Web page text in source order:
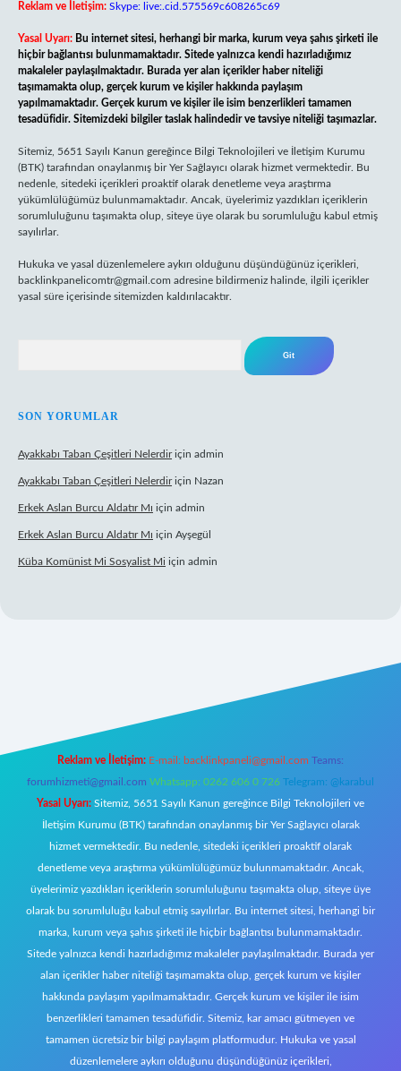
Reklam ve İletişim: Skype: live:.cid.575569c608265c69
Yasal Uyarı: Bu internet sitesi, herhangi bir marka, kurum veya şahıs şirketi ile
hiçbir bağlantısı bulunmamaktadır. Sitede yalnızca kendi hazırladığımız
makaleler paylaşılmaktadır. Burada yer alan içerikler haber niteliği
taşımamakta olup, gerçek kurum ve kişiler hakkında paylaşım
yapılmamaktadır. Gerçek kurum ve kişiler ile isim benzerlikleri tamamen
tesadüfidir. Sitemizdeki bilgiler taslak halindedir ve tavsiye niteliği taşımazlar.
Sitemiz, 5651 Sayılı Kanun gereğince Bilgi Teknolojileri ve İletişim Kurumu
(BTK) tarafından onaylanmış bir Yer Sağlayıcı olarak hizmet vermektedir. Bu
nedenle, sitedeki içerikleri proaktif olarak denetleme veya araştırma
yükümlülüğümüz bulunmamaktadır. Ancak, üyelerimiz yazdıkları içeriklerin
sorumluluğunu taşımakta olup, siteye üye olarak bu sorumluluğu kabul etmiş
sayılırlar.
Hukuka ve yasal düzenlemelere aykırı olduğunu düşündüğünüz içerikleri,
backlinkpanelicomtr@gmail.com adresine bildirmeniz halinde, ilgili içerikler
yasal süre içerisinde sitemizden kaldırılacaktır.
SON YORUMLAR
Ayakkabı Taban Çeşitleri Nelerdiriçin admin
Ayakkabı Taban Çeşitleri Nelerdiriçin Nazan
Erkek Aslan Burcu Aldatır Mı için admin
Erkek Aslan Burcu Aldatır Mı için Ayşegül
Küba Komünist Mi Sosyalist Mi için admin
Reklam ve İletişim: E-mail: backlinkpaneli@gmail.com Teams:
forumhizmeti@gmail.com Whatsapp: 0262 606 0 726 Telegram: @karabul
Yasal Uyarı: Sitemiz, 5651 Sayılı Kanun gereğince Bilgi Teknolojileri ve
İletişim Kurumu (BTK) tarafından onaylanmış bir Yer Sağlayıcı olarak
hizmet vermektedir. Bu nedenle, sitedeki içerikleri proaktif olarak
denetleme veya araştırma yükümlülüğümüz bulunmamaktadır. Ancak,
üyelerimiz yazdıkları içeriklerin sorumluluğunu taşımakta olup, siteye üye
olarak bu sorumluluğu kabul etmiş sayılırlar. Bu internet sitesi, herhangi bir
marka, kurum veya şahıs şirketi ile hiçbir bağlantısı bulunmamaktadır.
Sitede yalnızca kendi hazırladığımız makaleler paylaşılmaktadır. Burada yer
alan içerikler haber niteliği taşımamakta olup, gerçek kurum ve kişiler
hakkında paylaşım yapılmamaktadır. Gerçek kurum ve kişiler ile isim
benzerlikleri tamamen tesadüfidir. Sitemiz, kar amacı gütmeyen ve
tamamen ücretsiz bir bilgi paylaşım platformudur. Hukuka ve yasal
düzenlemelere aykırı olduğunu düşündüğünüz içerikleri,